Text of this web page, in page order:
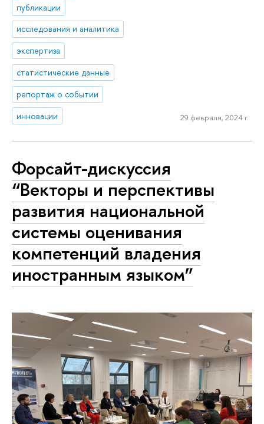
публикации
исследования и аналитика
экспертиза
статистические данные
репортаж о событии
инновации
29 февраля, 2024 г.
Форсайт-дискуссия
“Векторы и перспективы
развития национальной
системы оценивания
компетенций владения
иностранным языком”